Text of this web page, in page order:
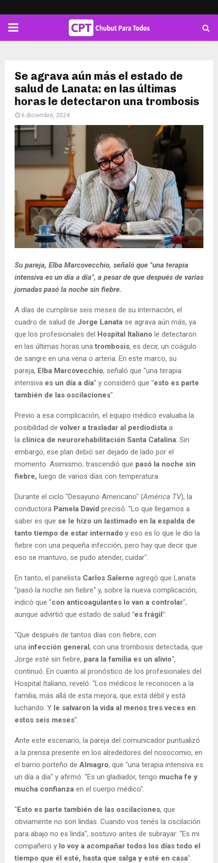
PRIMARY
Se agrava aún más el estado de
salud de Lanata: en las últimas
horas le detectaron una trombosis
6 diciembre, 2024
Su pareja, Elba Marcovecchio, señaló que "una terapia
intensiva es un día a día", a pesar de que después de varias
jornadas pasó la noche sin fiebre.
A días de cumplirse seis meses de su internación, el
cuadro de salud de Jorge Lanata se agrava aún más, ya
que los profesionales del Hospital Italiano le detectaron
en las últimas horas una trombosis, es decir, un coágulo
de sangre en una vena o arteria. En este marco, su
pareja, Elba Marcovecchio, señaló que "una terapia
intensiva es un día a día" y consideró que "esto es parte
también de las oscilaciones".
Previo a esa complicación, el equipo médico evaluaba la
posibilidad devolver a trasladar al perdiodista a
la clínica de neurorehabilitación Santa Catalina. Sin
embargo, ese plan debió ser dejado de lado por el
momento. Asimismo, trascendió que pasó la noche sin
fiebre, luego de varios días con temperatura.
Durante el ciclo "Desayuno Americano" (América TV), la
conductora Pamela David precisó: "Lo que llegamos a
saber es que se le hizo un lastimado en la espalda de
tanto tiempo de estar internado y eso es lo que le dio la
fiebre con una pequeña infección, pero hay que decir que
eso se mantuvo, se pudo atender, cuidar".
En tanto, el panelista Carlos Salerno agregó que Lanata
"pasó la noche sin fiebre" y, sobre la nueva complicación,
indicó que "con anticoagulantes lo van a controlar",
aunque advirtió que estado de salud "es frágil".
"Que después de tantos días con fiebre, con
una infección general, con una trombosis detectada, que
Jorge esté sin fiebre, para la familia es un alivio",
continuó. En cuanto al pronóstico de los profesionales del
Hospital Italiano, reveló: "Los médicos le reconocen a la
familia, más allá de esta mejora, que está débil y está
luchando. Y le salvaron la vida al menos tres veces en
estos seis meses".
Ante este escenario, la pareja del comunicador puntualizó
a la prensa presente en los alrededores del nosocomio, en
el barrio porteño de Almagro, que "una terapia intensiva es
un día a día" y afirmó: "Es un gladiador, tengo mucha fe y
mucha confianza en el cuerpo médico".
"Esto es parte también de las oscilaciones, que
obviamente no son lindas. Cuando vos tenés la oscilación
para abajo no es linda", sostuvo antes de subrayar: "Es mi
compañero y lo voy a acompañar todos los días todo el
tiempo que él esté, hasta que salga y esté en casa".